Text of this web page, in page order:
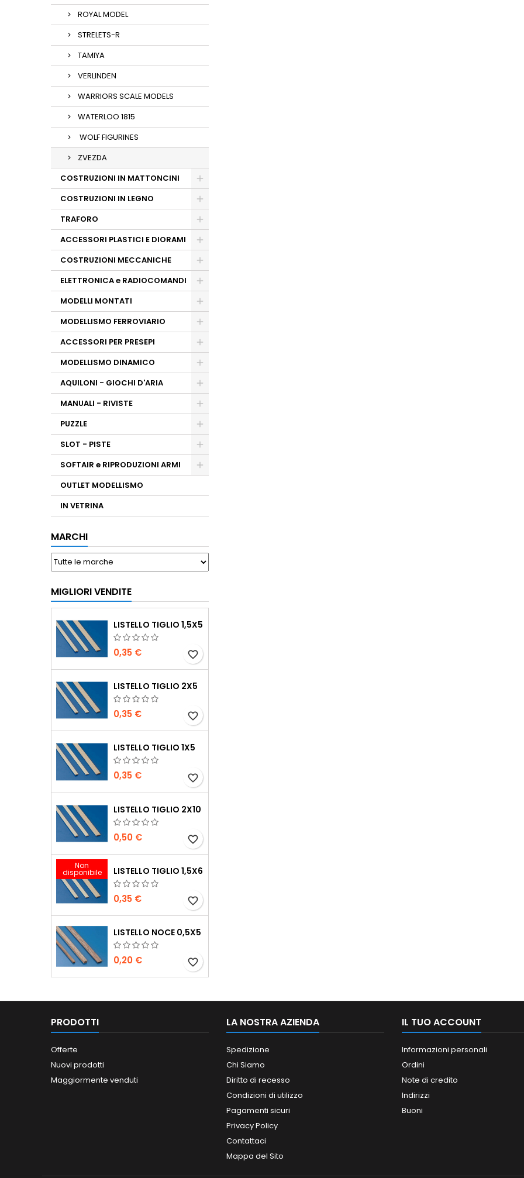
ROYAL MODEL
STRELETS-R
TAMIYA
VERLINDEN
WARRIORS SCALE MODELS
WATERLOO 1815
WOLF FIGURINES
ZVEZDA
COSTRUZIONI IN MATTONCINI
COSTRUZIONI IN LEGNO
TRAFORO
ACCESSORI PLASTICI E DIORAMI
COSTRUZIONI MECCANICHE
ELETTRONICA e RADIOCOMANDI
MODELLI MONTATI
MODELLISMO FERROVIARIO
ACCESSORI PER PRESEPI
MODELLISMO DINAMICO
AQUILONI - GIOCHI D'ARIA
MANUALI - RIVISTE
PUZZLE
SLOT - PISTE
SOFTAIR e RIPRODUZIONI ARMI
OUTLET MODELLISMO
IN VETRINA
MARCHI
MIGLIORI VENDITE
LISTELLO TIGLIO 1,5X5
0,35 € favorite_border
LISTELLO TIGLIO 2X5
0,35 € favorite_border
LISTELLO TIGLIO 1X5
0,35 € favorite_border
LISTELLO TIGLIO 2X10
0,50 € favorite_border
Non
disponibile LISTELLO TIGLIO 1,5X6
0,35 € favorite_border
LISTELLO NOCE 0,5X5
0,20 € favorite_border
PRODOTTI
Offerte
Nuovi prodotti
Maggiormente venduti
LA NOSTRA AZIENDA
Spedizione
Chi Siamo
Diritto di recesso
Condizioni di utilizzo
Pagamenti sicuri
Privacy Policy
Contattaci
Mappa del Sito
IL TUO ACCOUNT
Informazioni personali
Ordini
Note di credito
Indirizzi
Buoni